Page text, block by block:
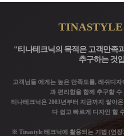
"티나테크닉의 목적은 고객만족
추구하는 것
고객님들 에게는 높은 만족도를, 래쉬디
과 편리함을 함께 추구할
티나테크닉은 2003년부터 지금까지 쌓아
다 쉽고 빠르게 디자인 할
※ Tinastyle 테크닉에 활용되는 기법 (연